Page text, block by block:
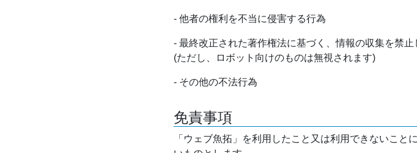
- 他者の権利を不当に侵害する行為
- 最終改正された著作権法に基づく、情報の収集を禁
(ただし、ロボット向けのものは無視されます)
- その他の不法行為
免責事項
「ウェブ魚拓」を利用したこと又は利用できないこ